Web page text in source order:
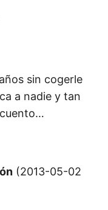
sin cogerle
a nadie y tan
(2013-05-02